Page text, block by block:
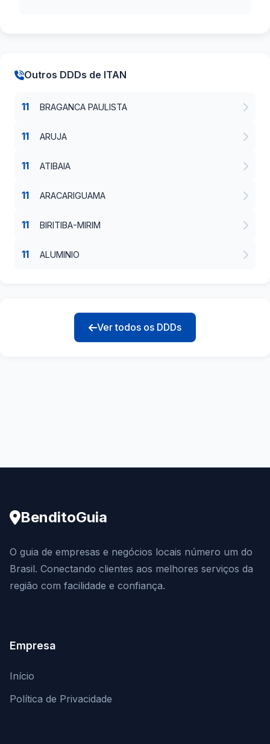
Outros DDDs de ITAN
11 BRAGANCA PAULISTA
11 ARUJA
11 ATIBAIA
11 ARACARIGUAMA
11 BIRITIBA-MIRIM
11 ALUMINIO
Ver todos os DDDs
BenditoGuia
O guia de empresas e negócios locais número um do
Brasil. Conectando clientes aos melhores serviços da
região com facilidade e confiança.
Empresa
Início
Política de Privacidade